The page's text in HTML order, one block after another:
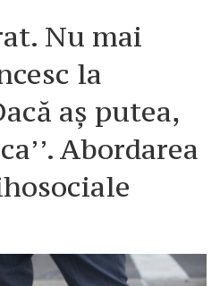
Nu mai
la
aș putea,
Abordarea